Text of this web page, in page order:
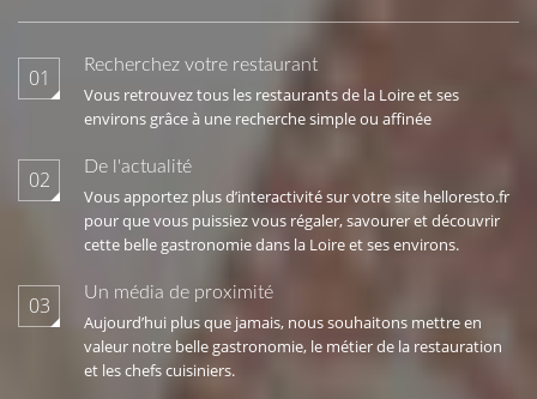
01 Recherchez votre restaurant
Vous retrouvez tous les restaurants de la Loire et ses
environs grâce à une recherche simple ou affinée
02 De l'actualité
Vous apportez plus d’interactivité sur votre site helloresto.fr
pour que vous puissiez vous régaler, savourer et découvrir
cette belle gastronomie dans la Loire et ses environs.
03 Un média de proximité
Aujourd’hui plus que jamais, nous souhaitons mettre en
valeur notre belle gastronomie, le métier de la restauration
et les chefs cuisiniers.